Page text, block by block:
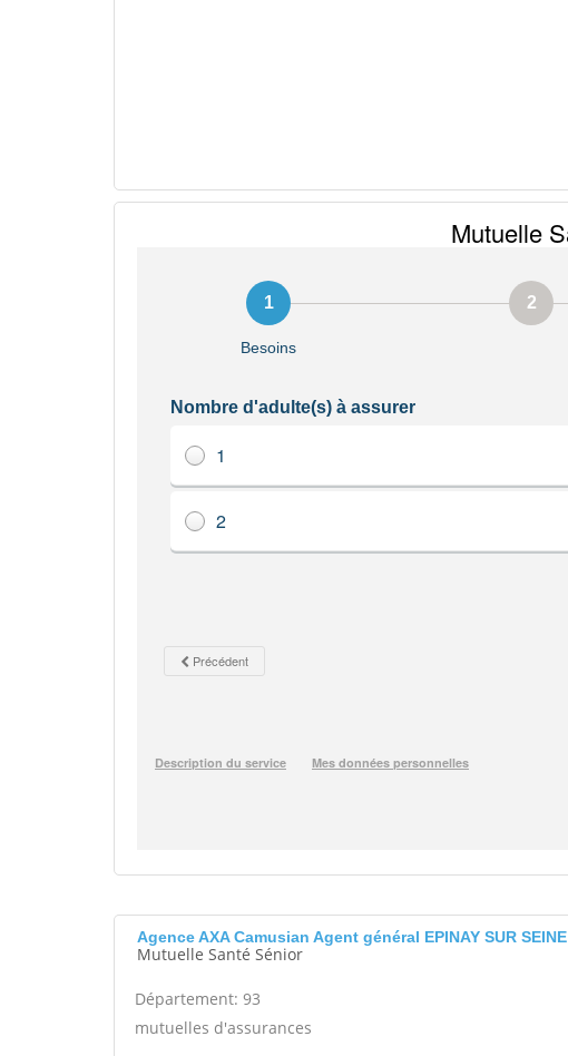
Agence AXA Camusian Agent général EPINAY SUR SEINE
Mutuelle Santé Sénior
Département: 93
mutuelles d'assurances